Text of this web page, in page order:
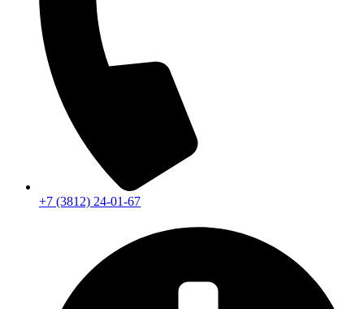
+7 (3812) 24-01-67